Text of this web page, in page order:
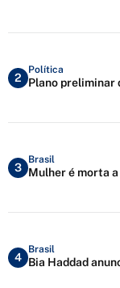
2
Política
Plano preliminar
3
Brasil
Mulher é morta
4
Brasil
Bia Haddad